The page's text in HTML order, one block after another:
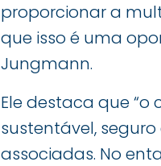
proporcionar a
que isso é uma
Jungmann.
Ele destaca que
sustentável,
associadas. No